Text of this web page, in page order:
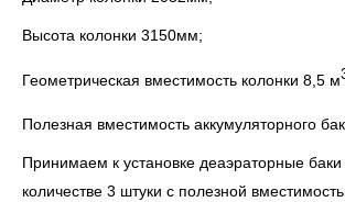
Высота колонки 3150мм;
Геометрическая вместимость колонки 8,5 м
Полезная вместимость аккумуляторного
Принимаем к установке деаэраторные
количестве 3 штуки с полезной